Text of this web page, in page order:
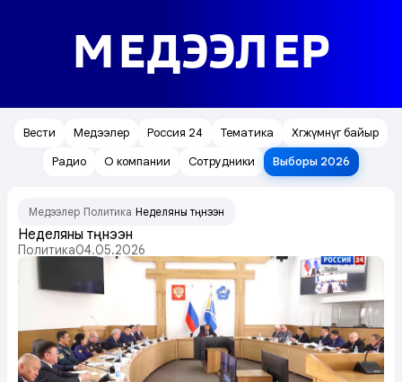
МЕДЭЭЛЕР
Вести Медээлер Россия 24 Тематика
Хөгжүмнүг байыр
Радио
О компании Сотрудники Выборы 2026
Медээлер Политика Неделяны түңнээн
Неделяны түңнээн
Политика04.05.2026